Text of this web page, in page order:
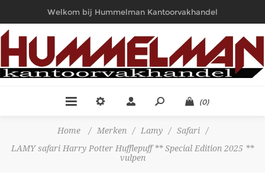
Welkom bij Hummelman Kantoorvakhandel
(0)
Home / Merken / Lamy / Safari
/
LAMY safari Harry Potter Hufflepuff ** Special Edition 2025 **
vulpen